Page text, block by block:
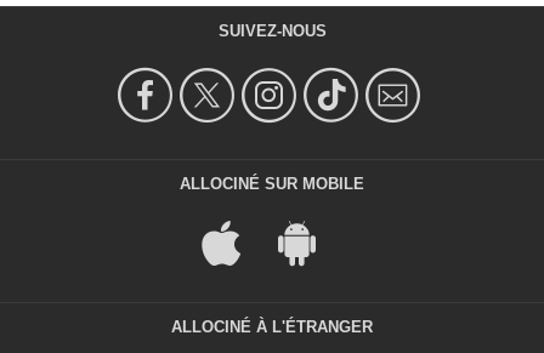
SUIVEZ-NOUS
ALLOCINÉ SUR MOBILE
ALLOCINÉ À L'ÉTRANGER